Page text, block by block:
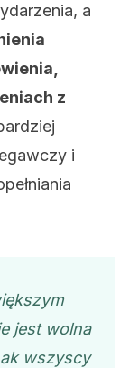
a
z
i
jest wolna
wszyscy